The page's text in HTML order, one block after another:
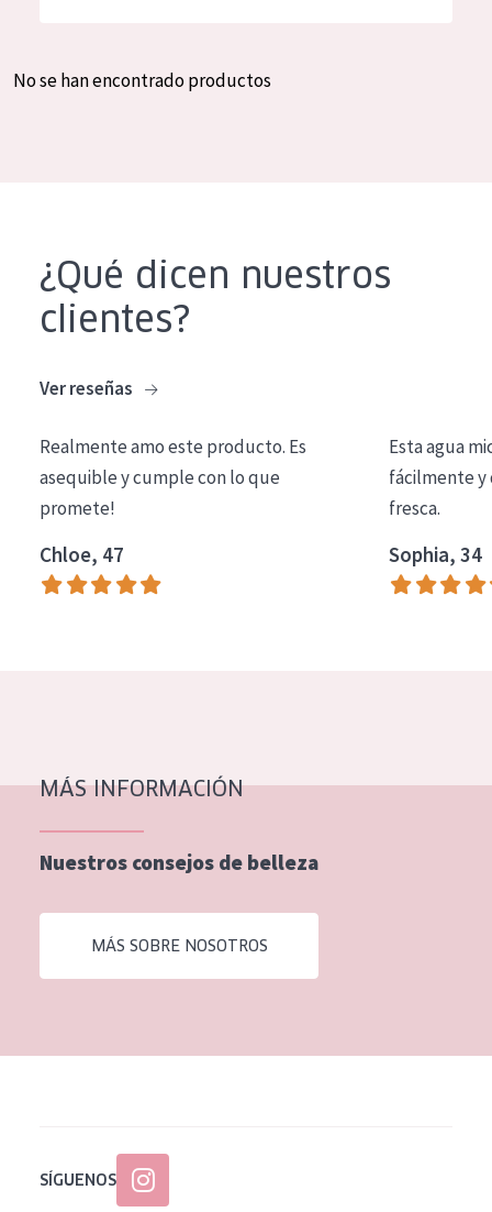
Crema de día
Crema de noche
Limpieza
COLECCIÓN
Essentials
Lift+
Piel normal y seca
Piel mixata o grasa
Piel madura
Piel expuesta al sol
Piel menopáusica
Todas las edades
Spanish
No se han encontrado productos
¿Qué dicen nuestros
clientes?
Ver reseñas
Realmente amo este producto. Es
asequible y cumple con lo que
promete!
Chloe, 47
Esta agua
fácilmente y
fresca.
Sophia, 34
MÁS INFORMACIÓN
Nuestros consejos de belleza
MÁS SOBRE NOSOTROS
SÍGUENOS